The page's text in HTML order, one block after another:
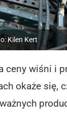
Kilen Kert
ceny wiśni i
okaże się,